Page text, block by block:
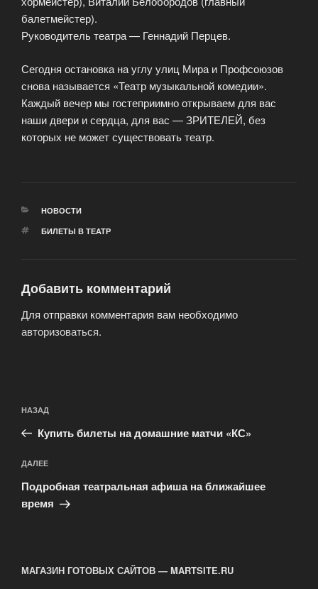
балетмейстер).
Руководитель театра — Геннадий Перцев.
Сегодня остановка на углу улиц Мира и Профсоюзов
снова называется «Театр музыкальной комедии».
Каждый вечер мы гостеприимно открываем для вас
наши двери и сердца, для вас — ЗРИТЕЛЕЙ, без
которых не может существовать театр.
РУБРИКИ
НОВОСТИ
МЕТКИ
БИЛЕТЫ В ТЕАТР
Добавить комментарий
Для отправки комментария вам необходимо
авторизоваться.
по
записям
Предыдущая
запись:
НАЗАД
Купить билеты на домашние матчи «КС»
Следующая
запись
ДАЛЕЕ
Подробная театральная афиша на ближайшее
время
МАГАЗИН ГОТОВЫХ САЙТОВ — MARTSITE.RU